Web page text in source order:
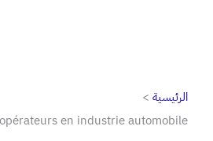
الرئيسية
en industrie automobile